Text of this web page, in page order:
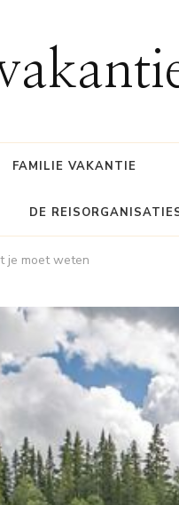
FAMILIE VAKANTIE
DE
je moet weten